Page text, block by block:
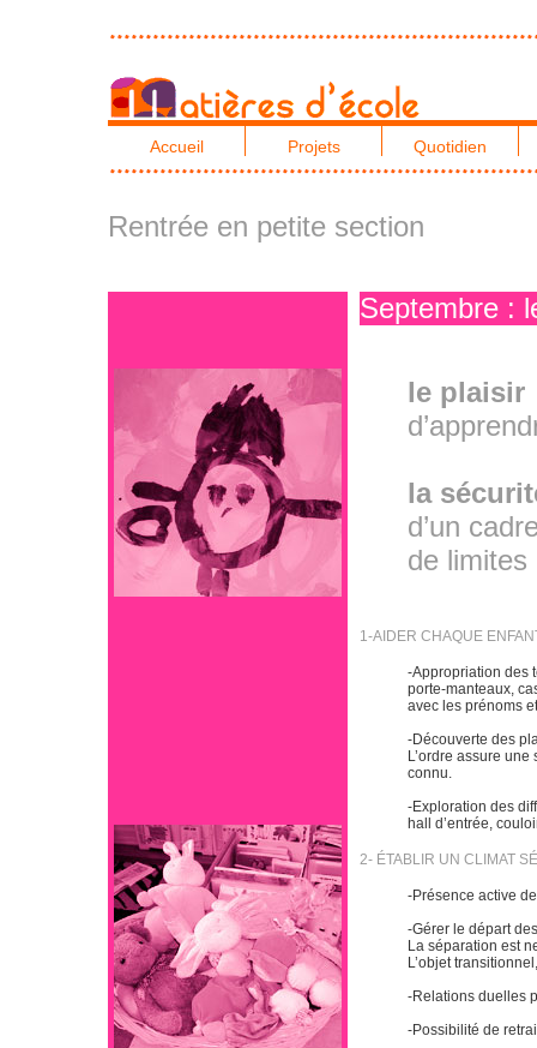
Accueil Projets Quotidien
Rentrée en petite section
Septembre :
le plaisir
la
d’un
de limites
1-AIDER CHAQUE
-Appropriation des
porte-manteaux,
avec les prénoms
-Découverte des
L’ordre assure
connu.
-Exploration des
hall d’entrée,
2- ÉTABLIR UN CLIMAT
-Présence active
-Gérer le départ
La séparation est
L’objet
-Relations duelles
-Possibilité de